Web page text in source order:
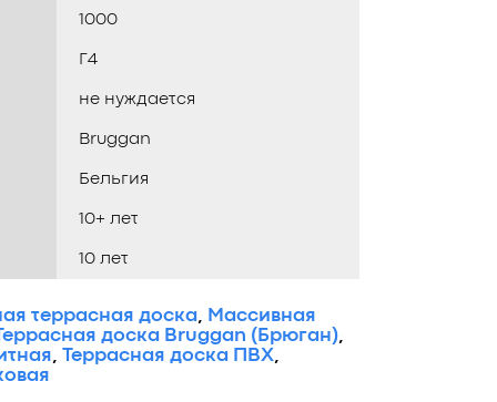
1000
Г4
не нуждается
Bruggan
Бельгия
10+ лет
10 лет
террасная доска, Массивная
доска Bruggan (Брюган),
, Террасная доска ПВХ,